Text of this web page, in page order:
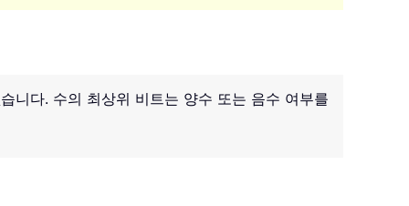
니다. 수의 최상위 비트는 양수 또는 음수 여부를